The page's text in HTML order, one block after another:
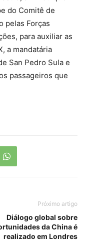
do Comitê de
pelas Forças
para auxiliar as
a mandatária
San Pedro Sula e
passageiros que
Próximo artigo
Diálogo global sobre
da China é
realizado em Londres